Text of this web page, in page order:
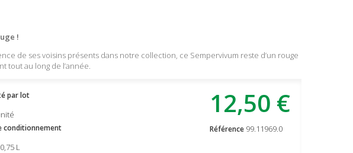
!
de ses voisins présents dans notre collection, ce Sempervivum reste d’un rouge
tout au long de l’année.
12,50 €
Référence 99.11969.0
par lot
conditionnement
L